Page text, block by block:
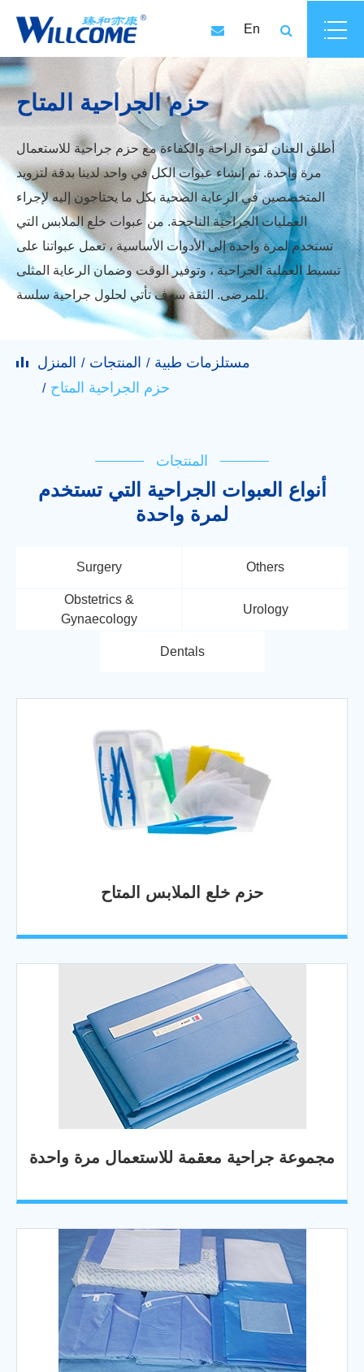
En
حزم الجراحية المتاح
أطلق العنان لقوة الراحة والكفاءة مع حزم جراحية للاستعمال
مرة واحدة. تم إنشاء عبوات الكل في واحد لدينا بدقة لتزويد
المتخصصين في الرعاية الصحية بكل ما يحتاجون إليه لإجراء
العمليات الجراحية الناجحة. من عبوات خلع الملابس التي
تستخدم لمرة واحدة إلى الأدوات الأساسية ، تعمل عبواتنا على
تبسيط العملية الجراحية ، وتوفير الوقت وضمان الرعاية المثلى
للمرضى. الثقة سوف تأتي لحلول جراحية سلسة.
المنزل المنتجات
مستلزمات طبية
حزم الجراحية المتاح
المنتجات
أنواع العبوات الجراحية التي تستخدم
لمرة واحدة
Surgery Others
Obstetrics &
Gynaecology
Urology
Dentals
حزم خلع الملابس المتاح
مجموعة جراحية معقمة للاستعمال مرة واحدة